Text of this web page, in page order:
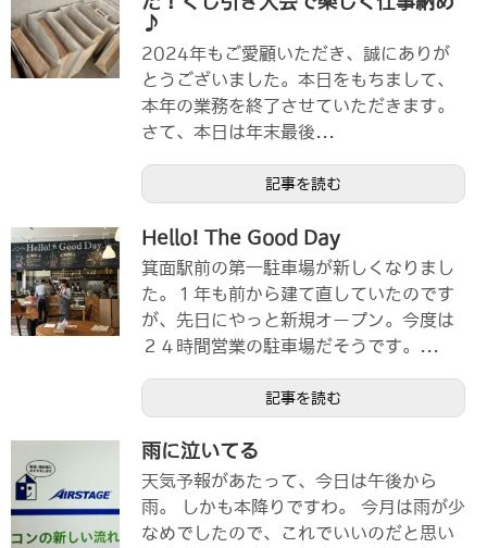
♪
2024年もご愛顧いただき、誠にありが
とうございました。本日をもちまして、
本年の業務を終了させていただきます。
さて、本日は年末最後...
記事を読む
Hello! The Good Day
箕面駅前の第一駐車場が新しくなりまし
た。１年も前から建て直していたのです
が、先日にやっと新規オープン。今度は
２４時間営業の駐車場だそうです。...
記事を読む
雨に泣いてる
天気予報があたって、今日は午後から
雨。 しかも本降りですわ。 今月は雨が少
なめでしたので、これでいいのだと思い